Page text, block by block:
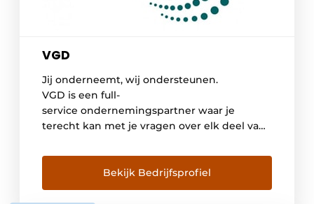
VGD
Jij onderneemt, wij ondersteunen.
VGD is een full-
service ondernemingspartner waar je
terecht kan met je vragen over elk deel van
personeel, je fiscaliteit tot het overlaten van
je onderneming en meer. VGD
heeft experten in alle aspecten van
Bekijk Bedrijfsprofiel